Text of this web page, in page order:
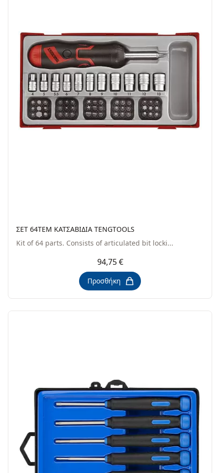
ΣΕΤ 64ΤΕΜ ΚΑΤΣΑΒΙΔΙΑ TENGTOOLS
Kit of 64 parts. Consists of articulated bit locki...
94,75 €
Προσθήκη